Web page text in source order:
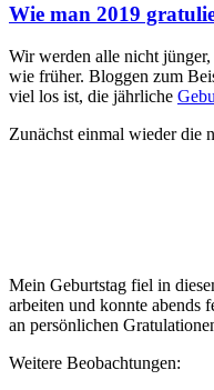
Wie man 2019
Wir werden alle nicht
wie früher. Bloggen zum
viel los ist, die jährliche
Zunächst einmal wieder die
Mein Geburtstag fiel in
arbeiten und konnte abends
an persönlichen
Weitere Beobachtungen: